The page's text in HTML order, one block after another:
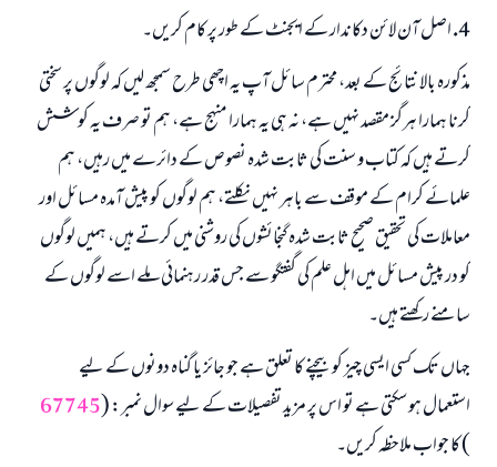
4. اصل آن لائن دکاندار کے ایجنٹ کے طور پر کام کریں۔
مذکورہ بالا نتائج کے بعد، محترم سائل آپ یہ اچھی طرح سمجھ لیں کہ لوگوں پر سختی
کرنا ہمارا ہرگز مقصد نہیں ہے، نہ ہی یہ ہمارا منہج ہے، ہم تو صرف یہ کوشش
کرتے ہیں کہ کتاب و سنت کی ثابت شدہ نصوص کے دائرے میں رہیں، ہم
علمائے کرام کے موقف سے باہر نہیں نکلتے، ہم لوگوں کو پیش آمدہ مسائل اور
معاملات کی تحقیق صحیح ثابت شدہ گنجائشوں کی روشنی میں کرتے ہیں، ہمیں لوگوں
کو در پیش مسائل میں اہل علم کی گفتگو سے جس قدر رہنمائی ملے اسے لوگوں کے
سامنے رکھتے ہیں۔
جہاں تک کسی ایسی چیز کو بیچنے کا تعلق ہے جو جائز یا گناہ دونوں کے لیے
استعمال ہو سکتی ہے تو اس پر مزید تفصیلات کے لیے سوال نمبر: (67745
) کا جواب ملاحظہ کریں۔